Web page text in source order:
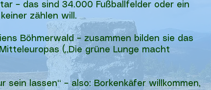
– das sind 34.000 Fußballfelder oder ein
zählen will.
Böhmerwald – zusammen bilden sie das
(„Die grüne Lunge macht
sein lassen“ – also: Borkenkäfer willkommen,